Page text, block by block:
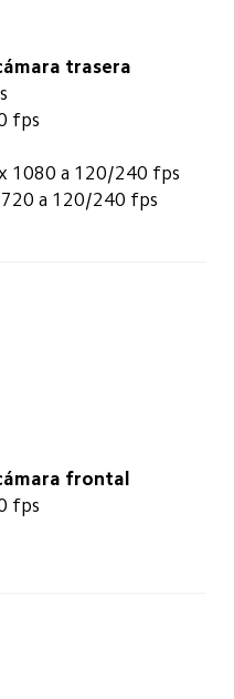
trasera
fps
1080 a 120/240 fps
a 120/240 fps
frontal
fps